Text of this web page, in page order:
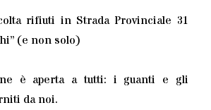
rifiuti in Strada Provinciale 31
(e non solo)
è aperta a tutti: i guanti e gli
da noi.